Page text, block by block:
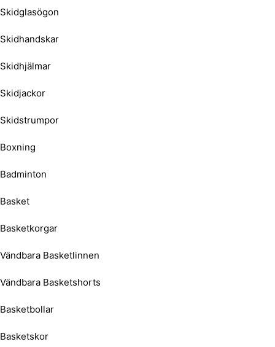
Skidglasögon
Skidhandskar
Skidhjälmar
Skidjackor
Skidstrumpor
Boxning
Badminton
Basket
Basketkorgar
Vändbara Basketlinnen
Vändbara Basketshorts
Basketbollar
Basketskor